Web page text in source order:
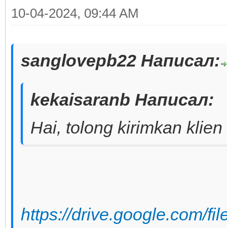
10-04-2024, 09:44 AM
sanglovepb22 Написал:
kekaisaranb Написал:
Hai, tolong kirimkan klien
https://drive.google.com/